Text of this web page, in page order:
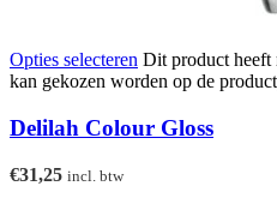
Opties selecteren Dit product heeft
kan gekozen worden op de
Delilah Colour Gloss
€31,25 incl. btw